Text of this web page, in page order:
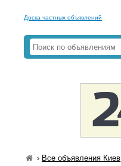
Доска частных объявлений
› Все объявления Киев